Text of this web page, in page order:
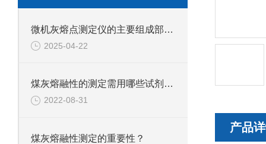
产品
微机灰熔点测定仪的主要组成部件功能特点介绍
2025-04-22
煤灰熔融性的测定需用哪些试剂和材料？
2022-08-31
煤灰熔融性测定的重要性？